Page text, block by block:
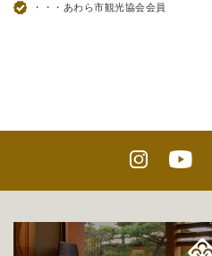
・・・あわら市観光協会会員